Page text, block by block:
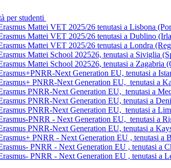
per studenti
Mattei VET 2025/26 tenutasi a Lisbona
Mattei VET 2025/26 tenutasi a Dublino
Mattei VET 2025/26 tenutasi a Londra
Mattei School 202526, tenutasi a Siviglia
Mattei School 202526, tenutasi a Zagabria
Next Generation EU, tenutasi a
PNRR-Next Generation EU, tenutasi a
PNRR-Next Generation EU, tenutasi a
PNRR-Next Generation EU, tenutasi a
PNRR-Next Generation EU, tenutasi a
PNRR - Next Generation EU, tenutasi a
PNRR-Next Generation EU, tenutasi a
PNRR - Next Generation EU , tenutasi a
PNRR - Next Generation EU , tenutasi a
PNRR - Next Generation EU , tenutasi a